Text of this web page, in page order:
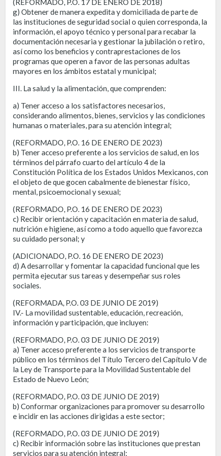
g) Obtener de manera expedita y domiciliada de parte de
las instituciones de seguridad social o quien corresponda, la
información, el apoyo técnico y personal para recabar la
documentación necesaria y gestionar la jubilación o retiro,
así como los beneficios y contraprestaciones de los
programas que operen a favor de las personas adultas
mayores en los ámbitos estatal y municipal;
III. La salud y la alimentación, que comprenden:
a) Tener acceso a los satisfactores necesarios,
considerando alimentos, bienes, servicios y las condiciones
humanas o materiales, para su atención integral;
(REFORMADO, P.O. 16 DE ENERO DE 2023)
b) Tener acceso preferente a los servicios de salud, en los
términos del párrafo cuarto del artículo 4 de la
Constitución Política de los Estados Unidos Mexicanos, con
el objeto de que gocen cabalmente de bienestar físico,
mental, psicoemocional y sexual;
(REFORMADO, P.O. 16 DE ENERO DE 2023)
c) Recibir orientación y capacitación en materia de salud,
nutrición e higiene, así como a todo aquello que favorezca
su cuidado personal; y
(ADICIONADO, P.O. 16 DE ENERO DE 2023)
d) A desarrollar y fomentar la capacidad funcional que les
permita ejecutar sus tareas y desempeñar sus roles
sociales.
(REFORMADA, P.O. 03 DE JUNIO DE 2019)
IV.- La movilidad sustentable, educación, recreación,
información y participación, que incluyen:
(REFORMADO, P.O. 03 DE JUNIO DE 2019)
a) Tener acceso preferente a los servicios de transporte
público en los términos del Título Tercero del Capítulo V de
la Ley de Transporte para la Movilidad Sustentable del
Estado de Nuevo León;
(REFORMADO, P.O. 03 DE JUNIO DE 2019)
b) Conformar organizaciones para promover su desarrollo
e incidir en las acciones dirigidas a este sector;
(REFORMADO, P.O. 03 DE JUNIO DE 2019)
c) Recibir información sobre las instituciones que prestan
servicios para su atención integral;